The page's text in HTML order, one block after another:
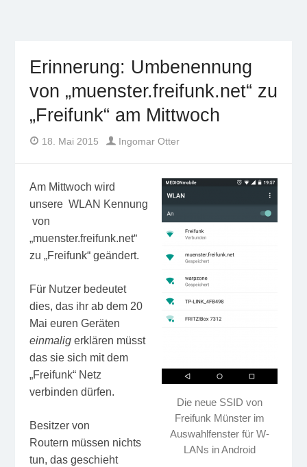
Erinnerung: Umbenennung
von „muenster.freifunk.net“ zu
„Freifunk“ am Mittwoch
Posted
on
18. Mai 2015
Ingomar Otter
Die neue SSID von
Freifunk Münster im
Auswahlfenster für W-
LANs in Android
Am Mittwoch wird
unsere WLAN Kennung
von
„muenster.freifunk.net“
zu „Freifunk“ geändert.
Für Nutzer bedeutet
dies, das ihr ab dem 20
Mai euren Geräten
einmaligerklären müsst
das sie sich mit dem
„Freifunk“ Netz
verbinden dürfen.
Besitzer von
Routern müssen nichts
tun, das geschieht